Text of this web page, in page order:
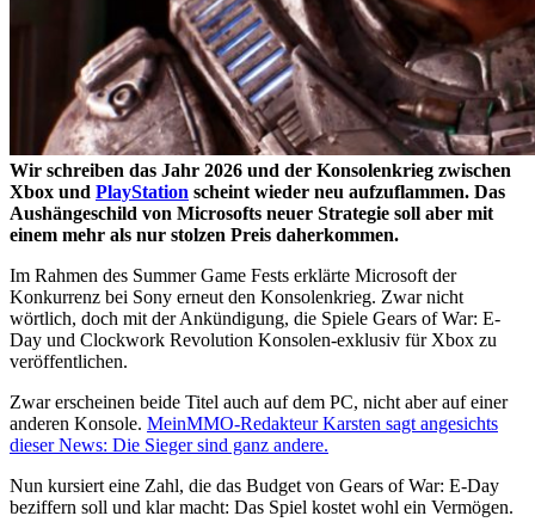
Wir schreiben das Jahr 2026 und der Konsolenkrieg zwischen
Xbox und PlayStation scheint wieder neu aufzuflammen. Das
Aushängeschild von Microsofts neuer Strategie soll aber mit
einem mehr als nur stolzen Preis daherkommen.
Im Rahmen des Summer Game Fests erklärte Microsoft der
Konkurrenz bei Sony erneut den Konsolenkrieg. Zwar nicht
wörtlich, doch mit der Ankündigung, die Spiele Gears of War: E-
Day und Clockwork Revolution Konsolen-exklusiv für Xbox zu
veröffentlichen.
Zwar erscheinen beide Titel auch auf dem PC, nicht aber auf einer
anderen Konsole. MeinMMO-Redakteur Karsten sagt angesichts
dieser News: Die Sieger sind ganz andere.
Nun kursiert eine Zahl, die das Budget von Gears of War: E-Day
beziffern soll und klar macht: Das Spiel kostet wohl ein Vermögen.